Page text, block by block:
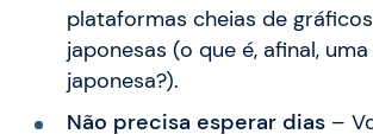
plataformas cheias de
japonesas (o que é, afinal, uma
japonesa?).
Não precisa esperar dias–